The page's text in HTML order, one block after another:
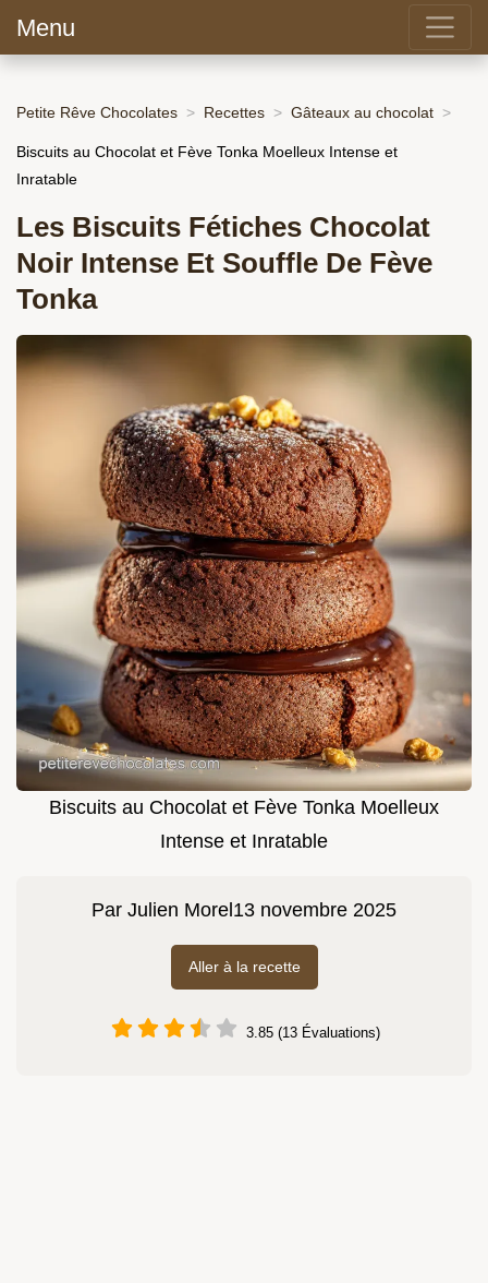
Menu
Petite Rêve Chocolates Recettes Gâteaux au chocolat
Biscuits au Chocolat et Fève Tonka Moelleux Intense et
Inratable
Les Biscuits Fétiches Chocolat
Noir Intense Et Souffle De Fève
Tonka
Biscuits au Chocolat et Fève Tonka Moelleux
Intense et Inratable
Par Julien Morel 13 novembre 2025
Aller à la recette
3.85 (13 Évaluations)